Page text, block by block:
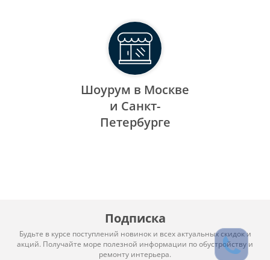
Шоурум в Москве
и Санкт-
Петербурге
Подписка
Будьте в курсе поступлений новинок и всех актуальных скидок и
акций. Получайте море полезной информации по обустройству и
ремонту интерьера.